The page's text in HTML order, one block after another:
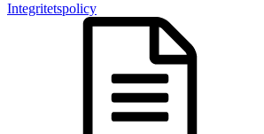
Integritetspolicy